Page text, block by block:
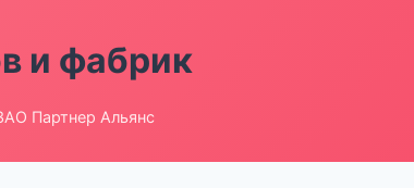
и фабрик
Партнер Альянс